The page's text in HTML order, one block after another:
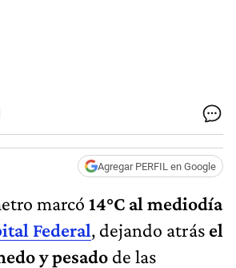
Agregar PERFIL en Google
marcó 14°C al mediodía
Federal, dejando atrás el
y pesado de las